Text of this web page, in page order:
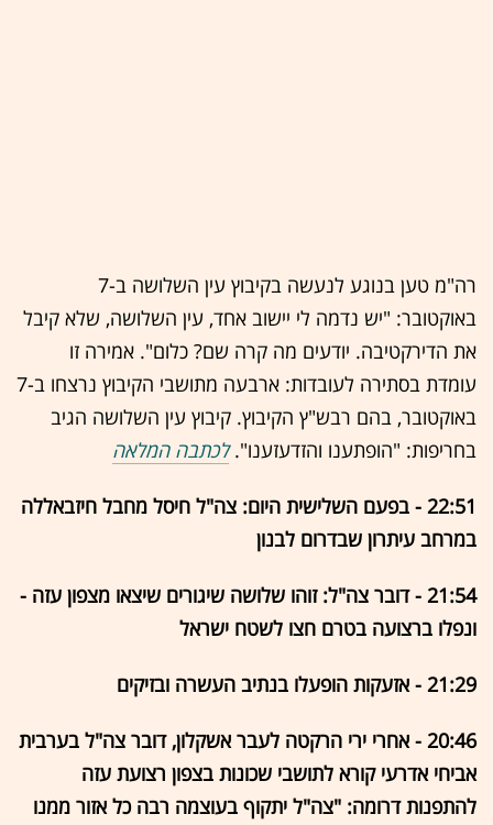
רה"מ טען בנוגע לנעשה בקיבוץ עין השלושה ב-7
באוקטובר: "יש נדמה לי יישוב אחד, עין השלושה, שלא קיבל
את הדירקטיבה. יודעים מה קרה שם? כלום". אמירה זו
עומדת בסתירה לעובדות: ארבעה מתושבי הקיבוץ נרצחו ב-7
באוקטובר, בהם רבש"ץ הקיבוץ. קיבוץ עין השלושה הגיב
בחריפות: "הופתענו והזדעזענו".לכתבה המלאה
22:51 - בפעם השלישית היום: צה"ל חיסל מחבל חיזבאללה
במרחב עיתרון שבדרום לבנון
21:54 - דובר צה"ל: זוהו שלושה שיגורים שיצאו מצפון עזה -
ונפלו ברצועה בטרם חצו לשטח ישראל
21:29 - אזעקות הופעלו בנתיב העשרה ובזיקים
20:46 - אחרי ירי הרקטה לעבר אשקלון, דובר צה"ל בערבית
אביחי אדרעי קורא לתושבי שכונות בצפון רצועת עזה
להתפנות דרומה: "צה"ל יתקוף בעוצמה רבה כל אזור ממנו